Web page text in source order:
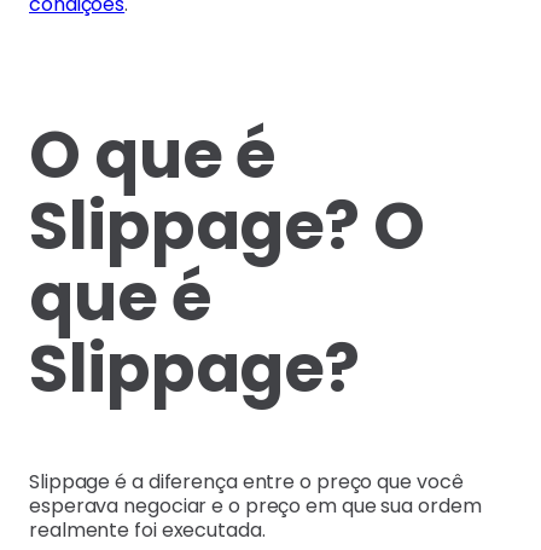
O que é
Slippage? O
que é
Slippage?
Slippage é a diferença entre o preço que você
esperava negociar e o preço em que sua ordem
realmente foi executada.